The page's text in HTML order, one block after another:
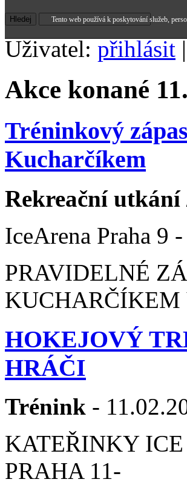
Uživatel: přihlásit |
Akce konané
Tréninkový
Kucharčíkem
Rekreační utkání
IceArena Praha 9
PRAVIDELNÉ
HOKEJOVÝ
HRÁČI
Trénink -
KATEŘINKY
PRAHA 11-
Tento web používá k poskytování služeb,